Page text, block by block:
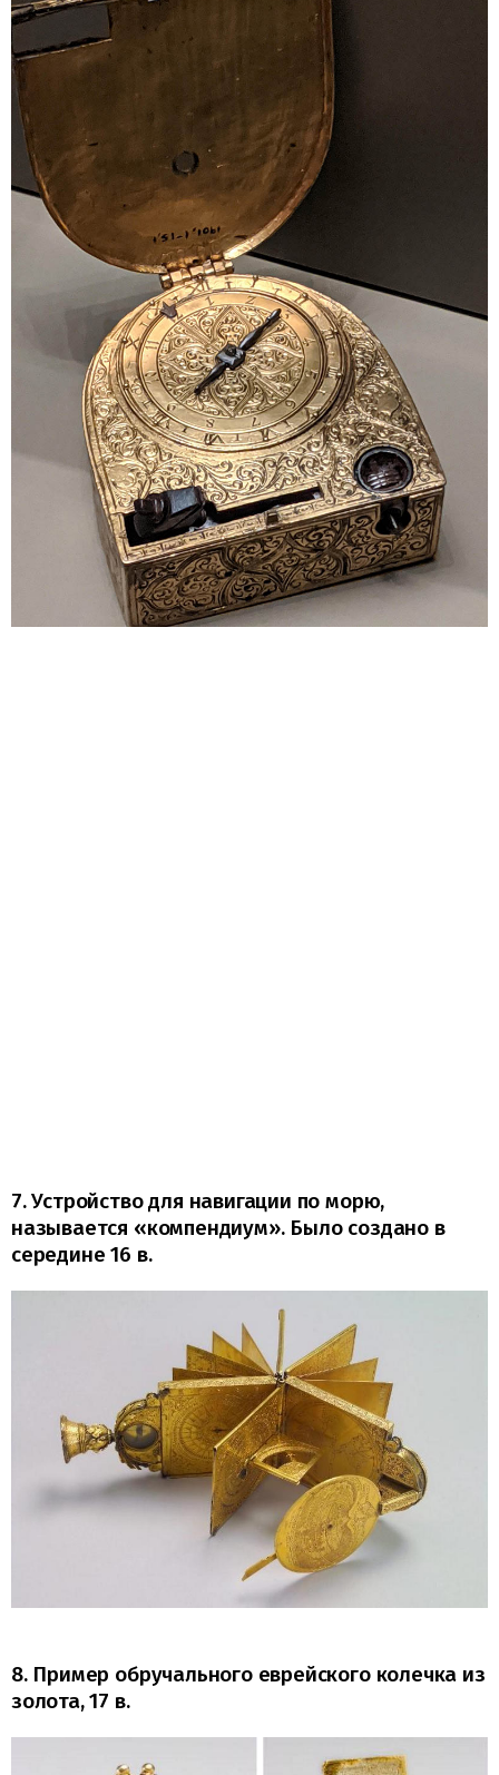
7. Устройство для навигации по морю,
называется «компендиум». Было создано в
середине 16 в.
8. Пример обручального еврейского колечка из
золота, 17 в.